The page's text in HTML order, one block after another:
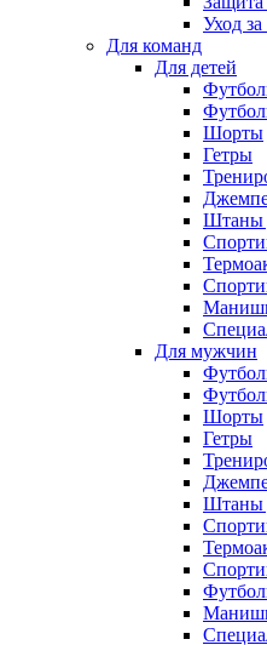
Уход
Для команд
Для детей
Шорты
Гетры
Штаны
Для мужчин
Шорты
Гетры
Штаны